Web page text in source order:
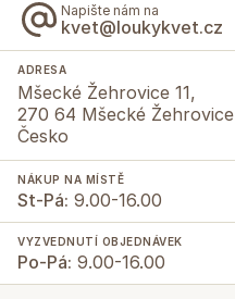
Napište nám na
kvet@loukykvet.cz
ADRESA
Mšecké Žehrovice 11,
270 64 Mšecké Žehrovice
Česko
NÁKUP NA MÍSTĚ
St-Pá: 9.00-16.00
VYZVEDNUTÍ OBJEDNÁVEK
Po-Pá: 9.00-16.00